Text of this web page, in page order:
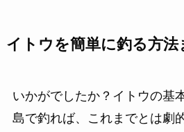
イトウを簡単に釣る方法
いかがでしたか？イトウの基
島で釣れば、これまでとは劇